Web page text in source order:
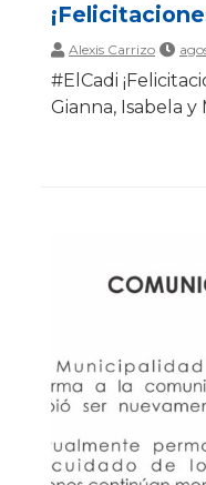
Alexis Carrizo
#ElCadi
Gianna, Isabela y